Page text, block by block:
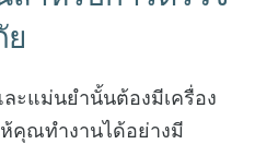
ะแม่นยำนั้นต้องมีเครื่อง
คุณทำงานได้อย่างมี